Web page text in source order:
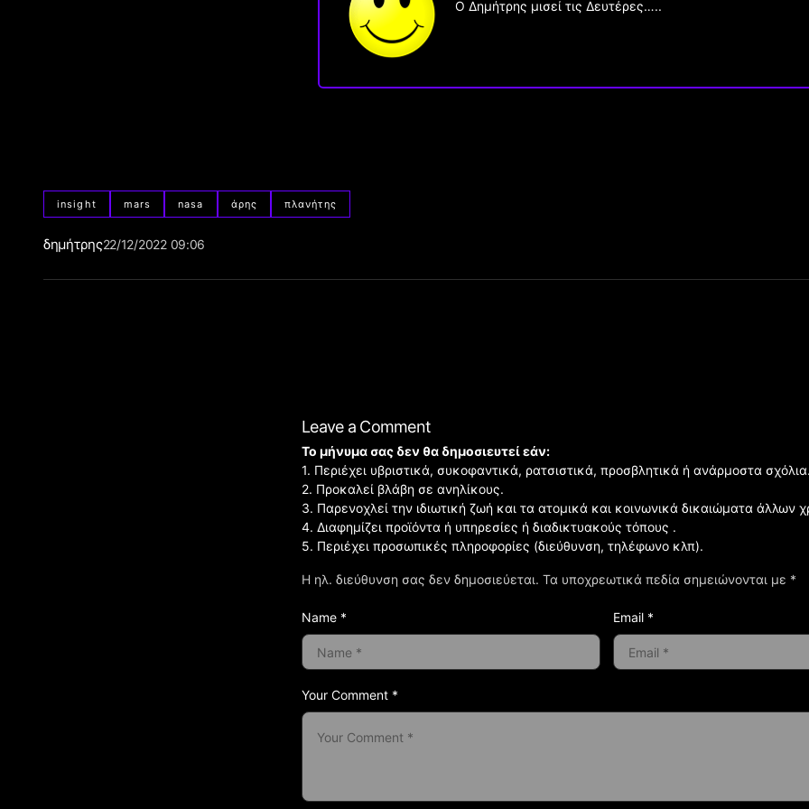
O Δημήτρης μισεί τις Δευτέρες…..
insight mars nasa άρης πλανήτης
δημήτρης22/12/2022 09:06
Leave a Comment
Η ηλ. διεύθυνση σας δεν δημοσιεύεται. Τα υποχρεωτικά πεδία σημειώνονται με *
Your Comment *
Το μήνυμα σας δεν θα δημοσιευτεί εάν:
1. Περιέχει υβριστικά, συκοφαντικά, ρατσιστικά, προσβλητικά ή ανάρμοστα
2. Προκαλεί βλάβη σε ανηλίκους.
3. Παρενοχλεί την ιδιωτική ζωή και τα ατομικά και κοινωνικά δικαιώματα άλλων
4. Διαφημίζει προϊόντα ή υπηρεσίες ή διαδικτυακούς τόπους .
5. Περιέχει προσωπικές πληροφορίες (διεύθυνση, τηλέφωνο κλπ).
Name * Email *